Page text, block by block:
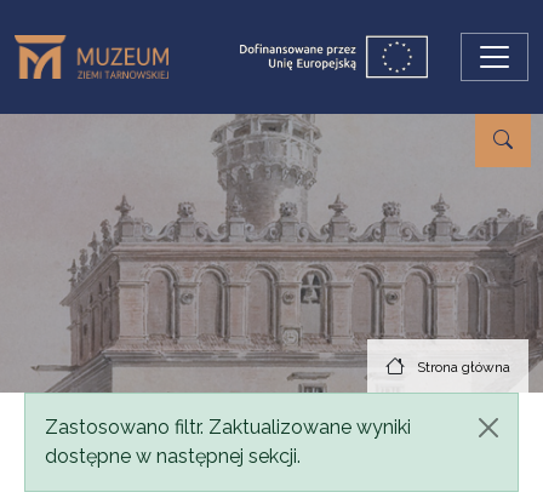
Strona główna
Komunikat
Zastosowano filtr. Zaktualizowane wyniki
dostępne w następnej sekcji.